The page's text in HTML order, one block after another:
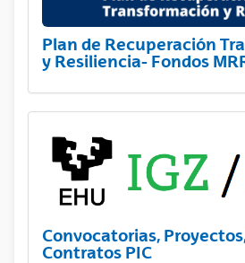
Plan de Recuperación
y Resiliencia- Fondos
Convocatorias,
Contratos PIC